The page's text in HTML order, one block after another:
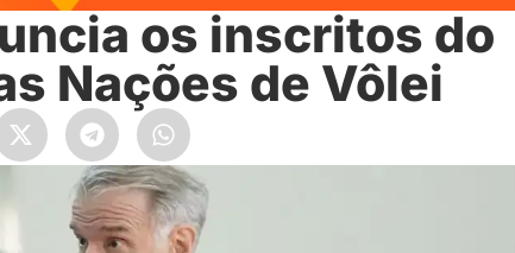
os inscritos do
Nações de Vôlei